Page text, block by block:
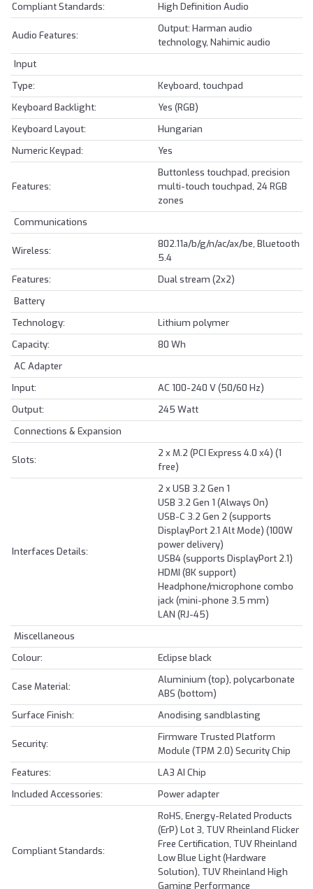
Compliant Standards:
High Definition Audio
Audio Features:
Output: Harman audio
technology, Nahimic audio
Input
Type:
Keyboard, touchpad
Keyboard Backlight:
Yes (RGB)
Keyboard Layout:
Hungarian
Numeric Keypad:
Yes
Features:
Buttonless touchpad, precision
multi-touch touchpad, 24 RGB
zones
Communications
Wireless:
802.11a/b/g/n/ac/ax/be, Bluetooth
5.4
Features:
Dual stream (2x2)
Battery
Technology:
Lithium polymer
Capacity:
80 Wh
AC Adapter
Input:
AC 100-240 V (50/60 Hz)
Output:
245 Watt
Connections & Expansion
Slots:
2 x M.2 (PCI Express 4.0 x4) (1
free)
Interfaces Details:
2 x USB 3.2 Gen 1
USB 3.2 Gen 1 (Always On)
USB-C 3.2 Gen 2 (supports
DisplayPort 2.1 Alt Mode) (100W
power delivery)
USB4 (supports DisplayPort 2.1)
HDMI (8K support)
Headphone/microphone combo
jack (mini-phone 3.5 mm)
LAN (RJ-45)
Miscellaneous
Colour:
Eclipse black
Case Material:
Aluminium (top), polycarbonate
ABS (bottom)
Surface Finish:
Anodising sandblasting
Security:
Firmware Trusted Platform
Module (TPM 2.0) Security Chip
Features:
LA3 AI Chip
Included Accessories:
Power adapter
Compliant Standards:
RoHS, Energy-Related Products
(ErP) Lot 3, TUV Rheinland Flicker
Free Certification, TUV Rheinland
Low Blue Light (Hardware
Solution), TUV Rheinland High
Gaming Performance